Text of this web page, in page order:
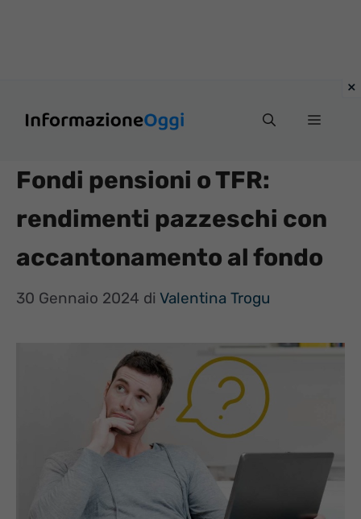
Menu
Fondi pensioni o TFR:
rendimenti pazzeschi con
accantonamento al fondo
30 Gennaio 2024 di Valentina Trogu